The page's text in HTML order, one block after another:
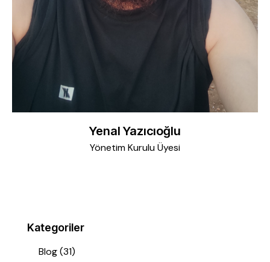
Yenal Yazıcıoğlu
Yönetim Kurulu Üyesi
Kategoriler
Blog(31)